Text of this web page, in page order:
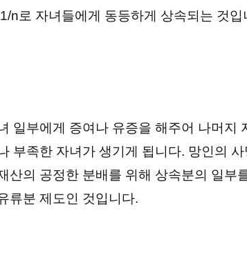
n로 자녀들에게 동등하게 상속되는 것입
일부에게 증여나 유증을 해주어 나머지
부족한 자녀가 생기게 됩니다. 망인의 사
산의 공정한 분배를 위해 상속분의 일부
류분 제도인 것입니다.